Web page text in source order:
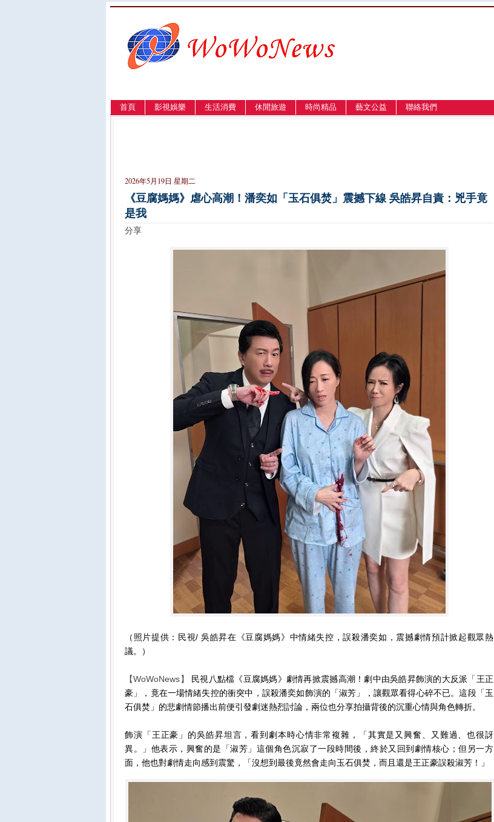
首頁 影視娛樂 生活消費 休閒旅遊 時尚精品 藝文公益 聯絡我們
2026年5月19日 星期二
《豆腐媽媽》虐心高潮！潘奕如「玉石俱焚」震撼下線 吳皓昇自責：兇手竟
是我
分享
（照片提供：民視/ 吳皓昇在《豆腐媽媽》中情緒失控，誤殺潘奕如，震撼劇情預計掀起觀眾熱
議。）
【WoWoNews】
民視八點檔《豆腐媽媽》劇情再掀震撼高潮！劇中由吳皓昇飾演的大反派「王正
豪」，竟在一場情緒失控的衝突中，誤殺潘奕如飾演的「淑芳」，讓觀眾看得心碎不已。這段「玉
石俱焚」的悲劇情節播出前便引發劇迷熱烈討論，兩位也分享拍攝背後的沉重心情與角色轉折。
飾演「王正豪」的吳皓昇坦言，看到劇本時心情非常複雜，「其實是又興奮、又難過、也很訝
異。」他表示，興奮的是「淑芳」這個角色沉寂了一段時間後，終於又回到劇情核心；但另一方
面，他也對劇情走向感到震驚，「沒想到最後竟然會走向玉石俱焚，而且還是王正豪誤殺淑芳！」